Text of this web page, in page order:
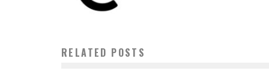
RELATED POSTS